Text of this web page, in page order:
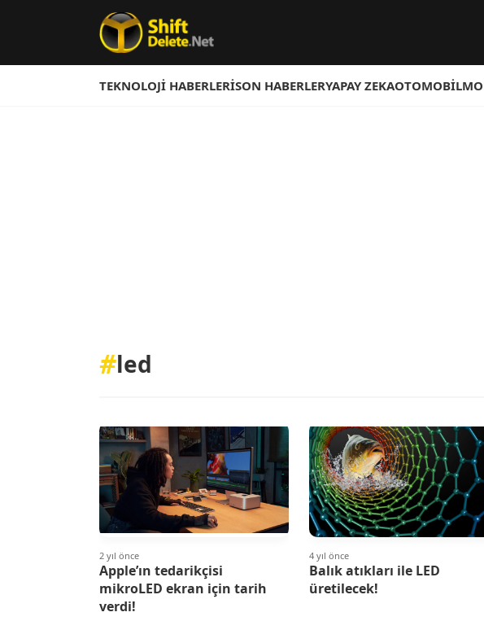
TEKNOLOJI HABERLERISON HABERLERYAPAY ZEKAOTOMOBIL
#led
2 yıl önce
Apple’ın tedarikçisi
mikroLED ekran için tarih
verdi!
4 yıl önce
Balık atıkları ile LED
üretilecek!